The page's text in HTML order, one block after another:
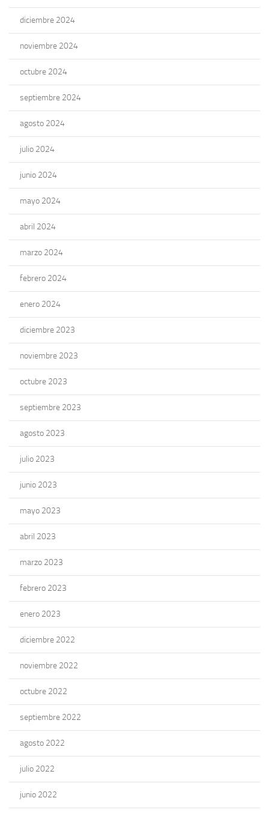
diciembre 2024
noviembre 2024
octubre 2024
septiembre 2024
agosto 2024
julio 2024
junio 2024
mayo 2024
abril 2024
marzo 2024
febrero 2024
enero 2024
diciembre 2023
noviembre 2023
octubre 2023
septiembre 2023
agosto 2023
julio 2023
junio 2023
mayo 2023
abril 2023
marzo 2023
febrero 2023
enero 2023
diciembre 2022
noviembre 2022
octubre 2022
septiembre 2022
agosto 2022
julio 2022
junio 2022